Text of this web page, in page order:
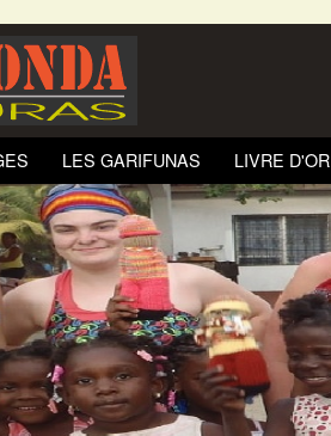
LES GARIFUNAS LIVRE D'OR